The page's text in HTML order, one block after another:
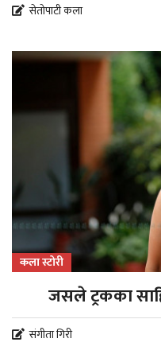
सेतोपाटी कला
कला स्टोरी
जसले ट्रकका
संगीता गिरी